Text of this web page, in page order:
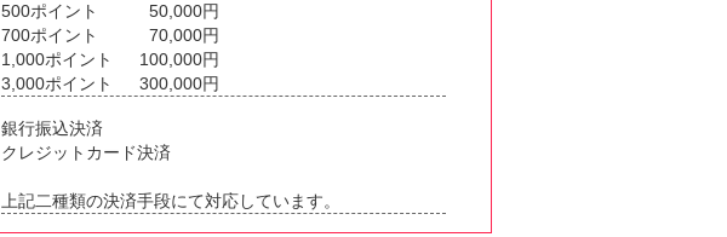
500ポイント 50,000円
700ポイント 70,000円
1,000ポイント 100,000円
3,000ポイント 300,000円
銀行振込決済
クレジットカード決済
上記二種類の決済手段にて対応しています。